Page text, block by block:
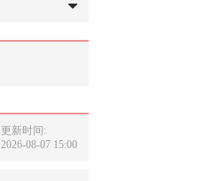
更新时间:
2026-08-07 15:00